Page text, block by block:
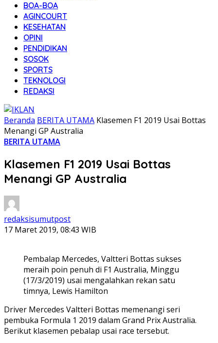
BOA-BOA
AGINCOURT
KESEHATAN
OPINI
PENDIDIKAN
SOSOK
SPORTS
TEKNOLOGI
REDAKSI
Beranda BERITA UTAMA Klasemen F1 2019 Usai Bottas
Menangi GP Australia
BERITA UTAMA
Klasemen F1 2019 Usai Bottas
Menangi GP Australia
redaksisumutpost
17 Maret 2019, 08:43 WIB
Pembalap Mercedes, Valtteri Bottas sukses
meraih poin penuh di F1 Australia, Minggu
(17/3/2019) usai mengalahkan rekan satu
timnya, Lewis Hamilton
Driver Mercedes Valtteri Bottas memenangi seri
pembuka Formula 1 2019 dalam Grand Prix Australia.
Berikut klasemen pebalap usai race tersebut.